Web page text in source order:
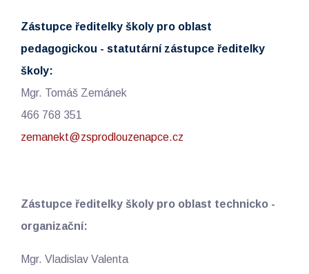
Zástupce ředitelky školy pro oblast
pedagogickou - statutární zástupce ředitelky
školy:
Mgr. Tomáš Zemánek
466 768 351
zemanekt@zsprodlouzenapce.cz
Zástupce ředitelky školy pro oblast technicko -
organizační:
Mgr. Vladislav Valenta